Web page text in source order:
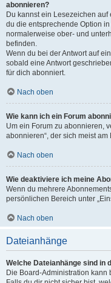
abonnieren?
Du kannst ein Lesezeichen
du die entsprechende Option
normalerweise ober- und
befinden.
Wenn du bei der Antwort auf
sobald eine Antwort
für dich abonniert.
Nach oben
Wie kann ich ein Forum
Um ein Forum zu abonnieren,
abonnieren“, der sich meist
Nach oben
Wie deaktiviere ich meine
Wenn du mehrere
persönlichen Bereich unter
Nach oben
Dateianhänge
Welche Dateianhänge sind in
Die Board-Administration